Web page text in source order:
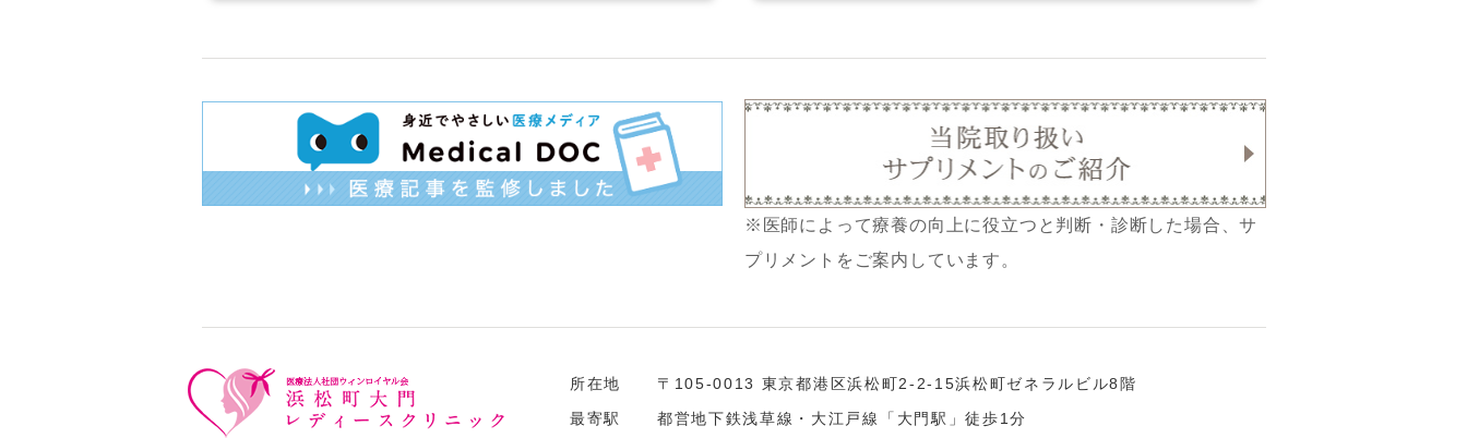
※医師によって療養の向上に役立つと判断・診断した場合、サ
プリメントをご案内しています。
所在地
〒105-0013 東京都港区浜松町2-2-15浜松町ゼネラルビル8階
最寄駅
都営地下鉄浅草線・大江戸線「大門駅」徒歩1分